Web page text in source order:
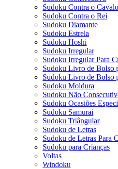
Sudoku Contra o Cavalo
Sudoku Contra o Rei
Sudoku Diamante
Sudoku Estrela
Sudoku Hoshi
Sudoku Irregular
Sudoku Irregular Para
Sudoku Livro de Bolso
Sudoku Livro de Bolso
Sudoku Moldura
Sudoku Não
Sudoku Ocasiões
Sudoku Samurai
Sudoku Triângular
Sudoku de Letras
Sudoku de Letras Para
Sudoku para Crianças
Voltas
Windoku